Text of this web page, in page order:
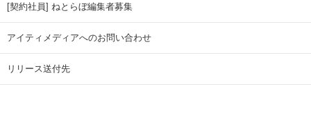
[契約社員] ねとらぼ編集者募集
アイティメディアへのお問い合わせ
リリース送付先